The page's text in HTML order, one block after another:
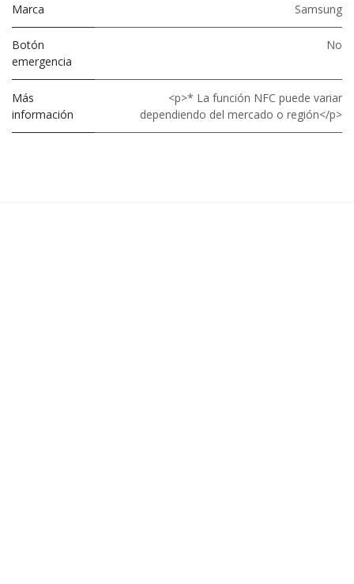
Marca Samsung
Botón
emergencia
No
Más
información
<p>* La función NFC puede variar
dependiendo del mercado o región</p>